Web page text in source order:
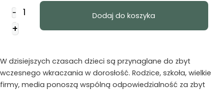
-
ilość
Dorośli
zbyt
+
Dodaj do koszyka
W dzisiejszych czasach dzieci są przynaglane do zbyt
wczesnego wkraczania w dorosłość. Rodzice, szkoła, wielkie
firmy, media ponoszą wspólną odpowiedzialność za zbyt